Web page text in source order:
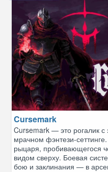
Cursemark
Cursemark — это рогалик
мрачном фэнтези-
рыцаря, пробивающегося
видом сверху. Боевая
бою и заклинания — в